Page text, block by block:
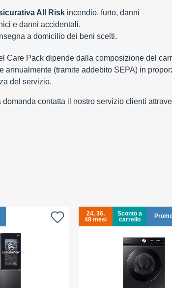
All Riskincendio, furto, danni
e danni accidentali.
a domicilio dei beni scelti.
Care Pack dipende dalla composizione del
annualmente (tramite addebito SEPA) in
del servizio.
domanda contatta il nostro servizio clienti
24, 36,
48 mesi
Sconto a
carrello